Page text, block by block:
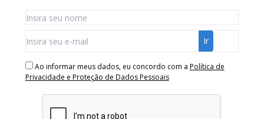
Ao informar meus dados, eu concordo com a Política de
Privacidade e Proteção de Dados Pessoais